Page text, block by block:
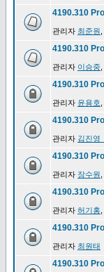
4190.310
관리자 최준원
4190.310
관리자 이승중
4190.310
관리자 윤용호
4190.310
관리자 김진영_
4190.310
관리자 장수원
4190.310
관리자 허기홍
4190.310
관리자 최원태
4190.310